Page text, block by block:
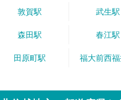
敦賀駅 武生駅
森田駅 春江駅
田原町駅 福大前西